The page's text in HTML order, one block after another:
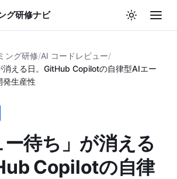
グ研修ナビ
ング研修/AI コードレビュー/
消える日。GitHub Copilotの自律型AIエー
発生産性
ー待ち」が消える
Copilotの自律